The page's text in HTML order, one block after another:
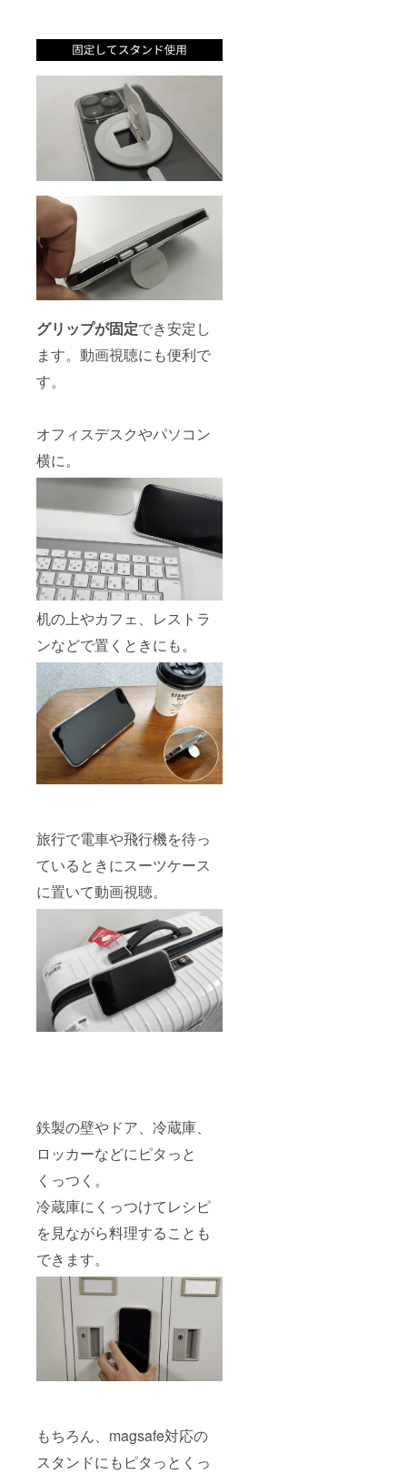
グリップが固定でき安定し
ます。動画視聴にも便利で
す。
オフィスデスクやパソコン
横に。
机の上やカフェ、レストラ
ンなどで置くときにも。
旅行で電車や飛行機を待っ
ているときにスーツケース
に置いて動画視聴。
鉄製の壁やドア、冷蔵庫、
ロッカーなどにピタっと
くっつく。
冷蔵庫にくっつけてレシピ
を見ながら料理することも
できます。
もちろん、magsafe対応の
スタンドにもピタっとくっ